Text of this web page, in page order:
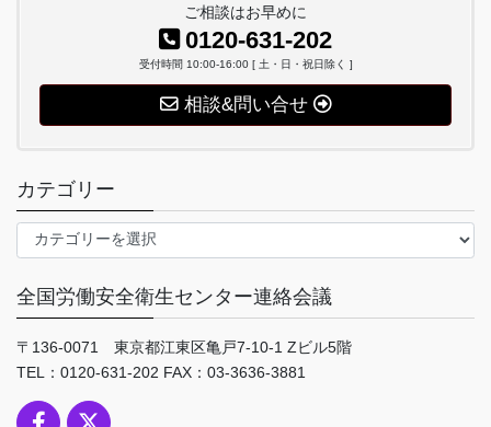
ご相談はお早めに
0120-631-202
受付時間 10:00-16:00 [ 土・日・祝日除く ]
相談&問い合せ
カテゴリー
テ
リ
ー
全国労働安全衛生センター連絡会議
〒136-0071 東京都江東区亀戸7-10-1 Zビル5階
TEL：0120-631-202 FAX：03-3636-3881